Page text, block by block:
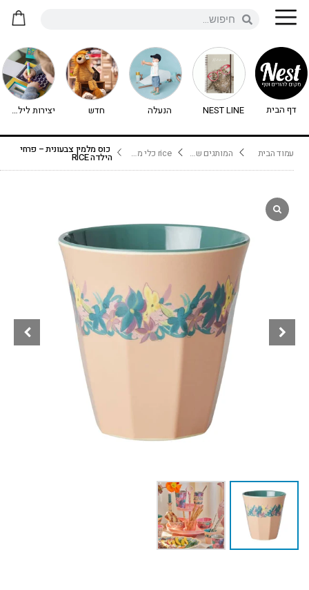
דף הבית NEST LINE הנעלה חדש יצירות לילדים - יצירה לילדים
עמוד הבית המותגים שלנו rice כלי מלמין כוס מלמין צבעונית – פרחי
הילדה RICE